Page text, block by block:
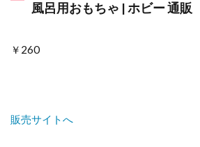
風呂用おもちゃ | ホビー 通販
￥260
販売サイトへ